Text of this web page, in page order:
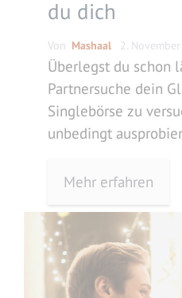
du dich
Von Mashaal 2.
Überlegst du schon
Partnersuche dein
Singlebörse zu
unbedingt
Mehr erfahren